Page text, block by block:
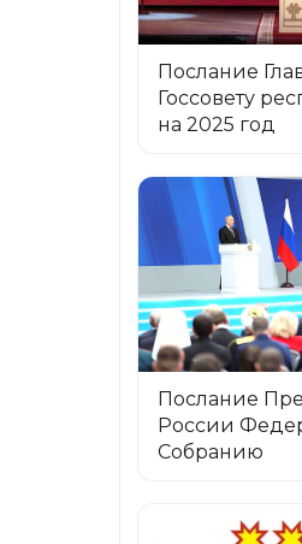
Послание
Госсовету
на 2025 год
Послание
России
Собранию